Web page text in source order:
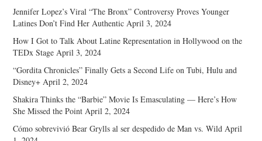
Jennifer Lopez’s Viral “The Bronx” Controversy Proves Younger
Latines Don’t Find Her Authentic April 3, 2024
How I Got to Talk About Latine Representation in Hollywood on the
TEDx Stage April 3, 2024
“Gordita Chronicles” Finally Gets a Second Life on Tubi, Hulu and
Disney+ April 2, 2024
Shakira Thinks the “Barbie” Movie Is Emasculating — Here’s How
She Missed the Point April 2, 2024
Cómo sobrevivió Bear Grylls al ser despedido de Man vs. Wild April